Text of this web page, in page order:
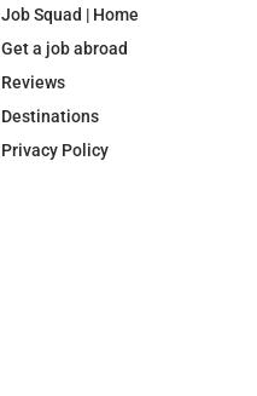
Job Squad | Home
Get a job abroad
Reviews
Destinations
Privacy Policy